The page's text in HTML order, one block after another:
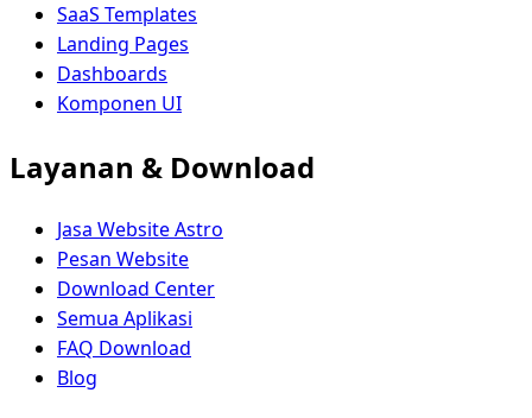
SaaS Templates
Landing Pages
Dashboards
Komponen UI
Layanan & Download
Jasa Website Astro
Pesan Website
Download Center
Semua Aplikasi
FAQ Download
Blog